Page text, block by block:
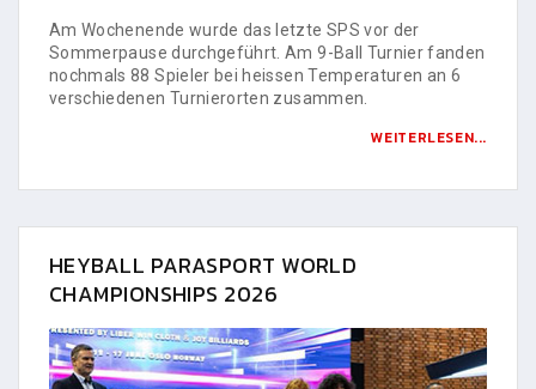
Am Wochenende wurde das letzte SPS vor der
Sommerpause durchgeführt. Am 9-Ball Turnier fanden
nochmals 88 Spieler bei heissen Temperaturen an 6
verschiedenen Turnierorten zusammen.
WEITERLESEN...
HEYBALL PARASPORT WORLD
CHAMPIONSHIPS 2026